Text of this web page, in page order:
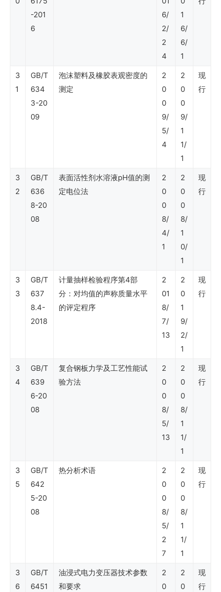
额）
（矿
（物
-201
6
6/
2/
2
4
1
6/
6/
1
3
1
GB/T
634
3-20
09
泡沫塑料及橡胶表观密度的
测定
2
0
0
9/
5/
4
2
0
0
9/
1
1/
1
现
行
3
2
GB/T
636
8-20
08
表面活性剂水溶液pH值的测
定电位法
2
0
0
8/
4/
1
2
0
0
8/
1
0/
1
现
行
3
3
GB/T
637
8.4-
2018
计量抽样检验程序第4部
分：对均值的声称质量水平
的评定程序
2
01
8/
7/
13
2
0
1
9/
2/
1
现
行
3
4
GB/T
639
6-20
08
复合钢板力学及工艺性能试
验方法
2
0
0
8/
5/
13
2
0
0
8/
1
1/
1
现
行
3
5
GB/T
642
5-20
08
热分析术语
2
0
0
8/
5/
2
7
2
0
0
8/
1
1/
1
现
行
3
6
GB/T
6451
油浸式电力变压器技术参数
和要求
2
0
2
0
现
行